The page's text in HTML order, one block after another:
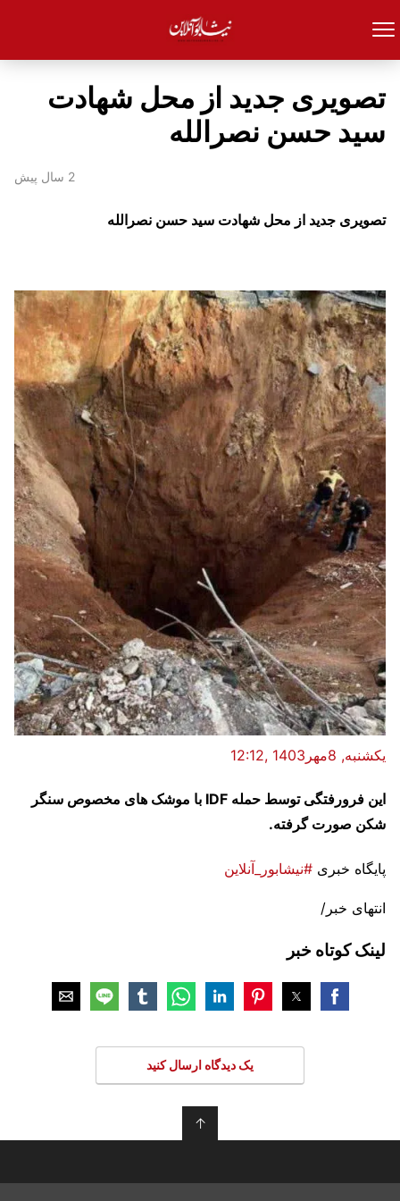
تصویری جدید از محل شهادت
سید حسن نصرالله
2 سال پیش
تصویری جدید از محل شهادت سید حسن نصرالله
یکشنبه, 8مهر1403 ,12:12
این فرورفتگی توسط حمله IDF با موشک های مخصوص سنگر
شکن صورت گرفته.
پایگاه خبری #نیشابور_آنلاین
انتهای خبر/
لینک کوتاه خبر
یک دیدگاه ارسال کنید
↑